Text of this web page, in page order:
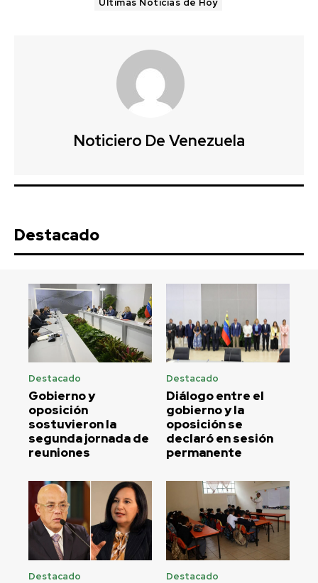
Noticiero De Venezuela
Destacado
Destacado
Gobierno y
oposición
sostuvieron la
segunda jornada de
reuniones
Destacado
Diálogo entre el
gobierno y la
oposición se
declaró en sesión
permanente
Destacado Destacado